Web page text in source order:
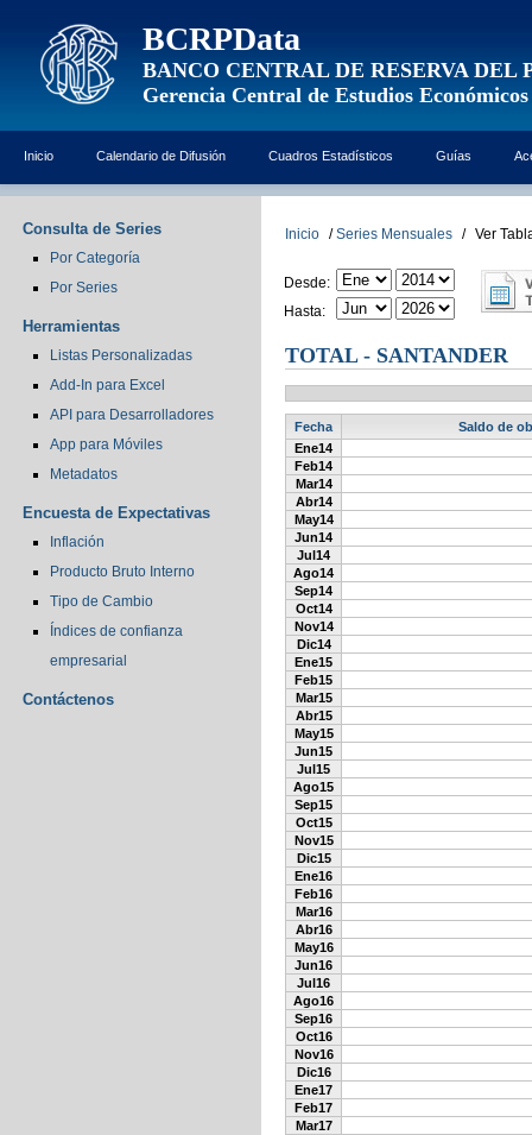
BCRPData
BANCO CENTRAL DE RESERVA DEL
Gerencia Central de Estudios Económicos
Inicio Calendario de Difusión Cuadros Estadísticos Guías
Consulta de Series
Por Categoría
Por Series
Herramientas
Listas Personalizadas
Add-In para Excel
API para Desarrolladores
App para Móviles
Metadatos
Encuesta de Expectativas
Inflación
Producto Bruto Interno
Tipo de Cambio
Índices de confianza
empresarial
Contáctenos
Inicio / Series Mensuales / Ver
Desde:
Hasta:
TOTAL - SANTANDER
Fecha
Saldo de
Ene14
Feb14
Mar14
Abr14
May14
Jun14
Jul14
Ago14
Sep14
Oct14
Nov14
Dic14
Ene15
Feb15
Mar15
Abr15
May15
Jun15
Jul15
Ago15
Sep15
Oct15
Nov15
Dic15
Ene16
Feb16
Mar16
Abr16
May16
Jun16
Jul16
Ago16
Sep16
Oct16
Nov16
Dic16
Ene17
Feb17
Mar17